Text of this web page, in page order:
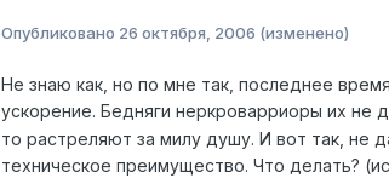
Опубликовано 26 октября, 2006 (изменено)
Не знаю как, но по мне так, последнее
ускорение. Бедняги неркроварриоры их не
то растреляют за милу душу. И вот так, не
техническое преимущество. Что делать?